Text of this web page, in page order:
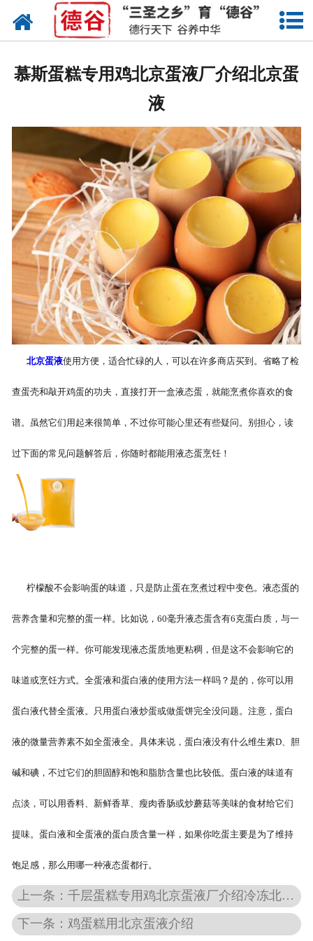
网站首页
卤蛋
产品中心
新闻中心
走进德谷
招商加盟
联系我们
慕斯蛋糕专用鸡北京蛋液厂介绍北京蛋
液
北京蛋液使用方便，适合忙碌的人，可以在许多商店买到。省略了检
查蛋壳和敲开鸡蛋的功夫，直接打开一盒液态蛋，就能烹煮你喜欢的食
谱。虽然它们用起来很简单，不过你可能心里还有些疑问。别担心，读
过下面的常见问题解答后，你随时都能用液态蛋烹饪！
柠檬酸不会影响蛋的味道，只是防止蛋在烹煮过程中变色。液态蛋的
营养含量和完整的蛋一样。比如说，60毫升液态蛋含有6克蛋白质，与一
个完整的蛋一样。你可能发现液态蛋质地更粘稠，但是这不会影响它的
味道或烹饪方式。全蛋液和蛋白液的使用方法一样吗？是的，你可以用
蛋白液代替全蛋液。只用蛋白液炒蛋或做蛋饼完全没问题。注意，蛋白
液的微量营养素不如全蛋液全。具体来说，蛋白液没有什么维生素D、胆
碱和碘，不过它们的胆固醇和饱和脂肪含量也比较低。蛋白液的味道有
点淡，可以用香料、新鲜香草、瘦肉香肠或炒蘑菇等美味的食材给它们
提味。蛋白液和全蛋液的蛋白质含量一样，如果你吃蛋主要是为了维持
饱足感，那么用哪一种液态蛋都行。
上一条：千层蛋糕专用鸡北京蛋液厂介绍冷冻北京蛋液解冻
下一条：鸡蛋糕用北京蛋液介绍